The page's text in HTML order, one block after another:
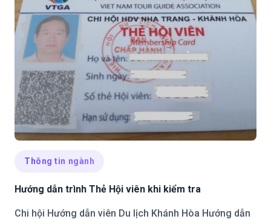
Thông tin ngành
Hướng dẫn trình Thẻ Hội viên khi kiểm tra
Chi hội Hướng dẫn viên Du lịch Khánh Hòa Hướng dẫn